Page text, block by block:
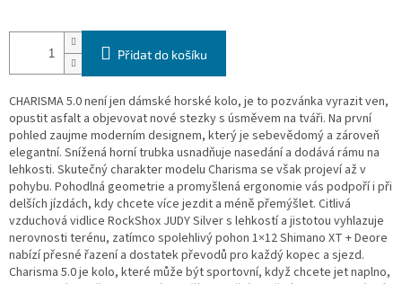
Přidat do košíku
CHARISMA 5.0 není jen dámské horské kolo, je to pozvánka vyrazit ven,
opustit asfalt a objevovat nové stezky s úsměvem na tváři. Na první
pohled zaujme moderním designem, který je sebevědomý a zároveň
elegantní. Snížená horní trubka usnadňuje nasedání a dodává rámu na
lehkosti. Skutečný charakter modelu Charisma se však projeví až v
pohybu. Pohodlná geometrie a promyšlená ergonomie vás podpoří i při
delších jízdách, kdy chcete více jezdit a méně přemýšlet. Citlivá
vzduchová vidlice RockShox JUDY Silver s lehkostí a jistotou vyhlazuje
nerovnosti terénu, zatímco spolehlivý pohon 1×12 Shimano XT + Deore
nabízí přesné řazení a dostatek převodů pro každý kopec a sjezd.
Charisma 5.0 je kolo, které může být sportovní, když chcete jet naplno,